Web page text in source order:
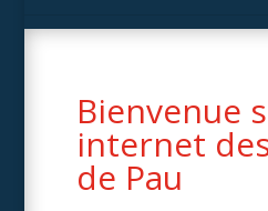
Bienvenue
internet
de Pau